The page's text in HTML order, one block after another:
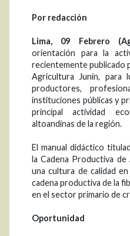
Por redacción
Lima, 09 Febrero
orientación para la
recientemente publicado
Agricultura Junín,
productores,
instituciones públicas y
principal actividad
altoandinas de la región.
El manual didáctico
la Cadena Productiva de
una cultura de calidad
cadena productiva de la
en el sector primario de
Oportunidad